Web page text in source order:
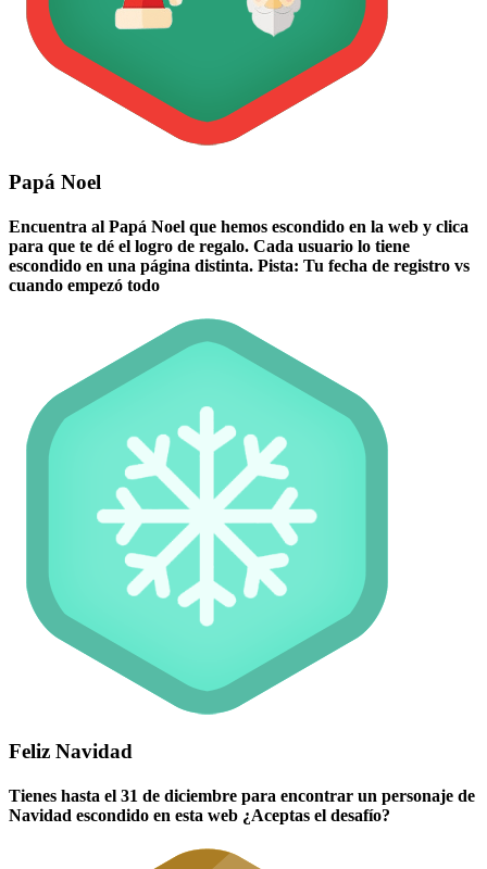
Papá Noel
Encuentra al Papá Noel que hemos escondido en la web y clica
para que te dé el logro de regalo. Cada usuario lo tiene
escondido en una página distinta. Pista: Tu fecha de registro vs
cuando empezó todo
Feliz Navidad
Tienes hasta el 31 de diciembre para encontrar un personaje de
Navidad escondido en esta web ¿Aceptas el desafío?